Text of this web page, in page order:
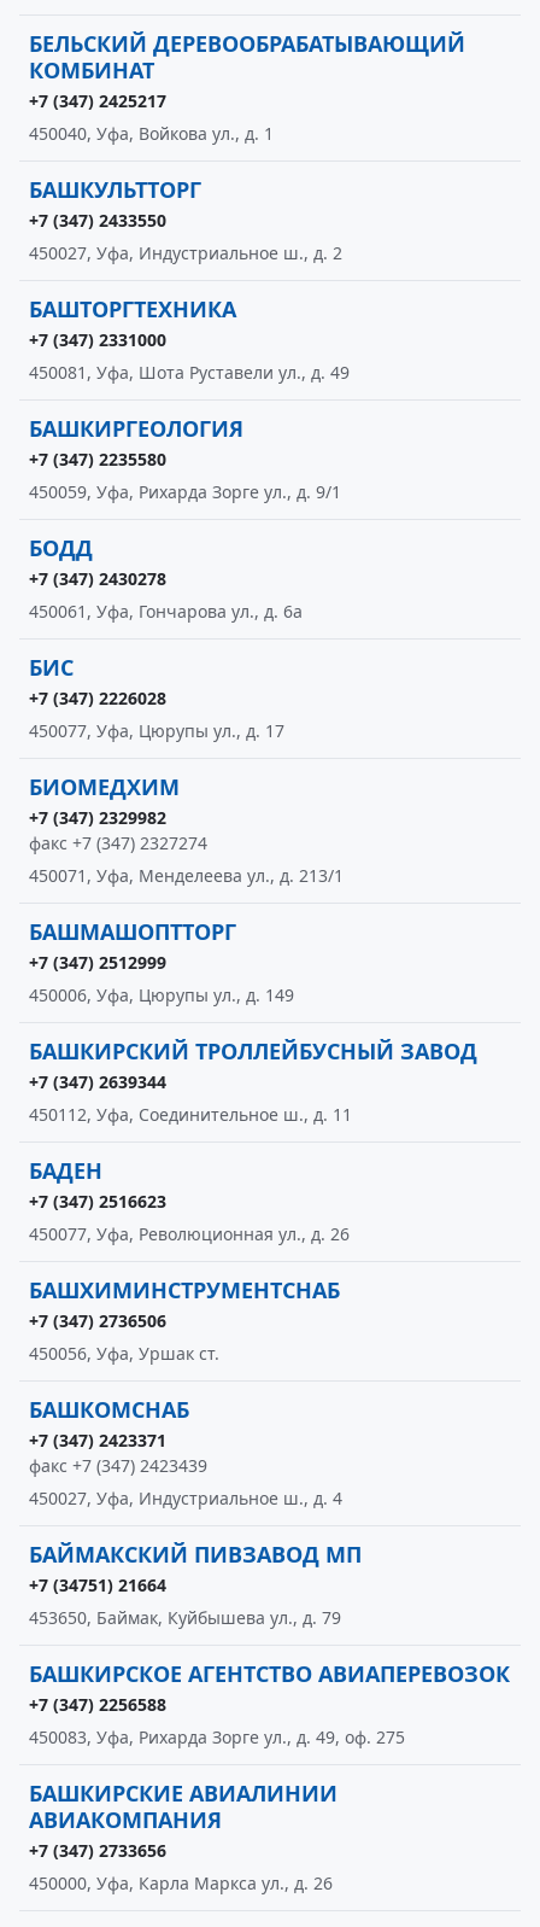
БЕЛЬСКИЙ ДЕРЕВООБРАБАТЫВАЮЩИЙ
КОМБИНАТ
+7 (347) 2425217
450040, Уфа, Войкова ул., д. 1
БАШКУЛЬТТОРГ
+7 (347) 2433550
450027, Уфа, Индустриальное ш., д. 2
БАШТОРГТЕХНИКА
+7 (347) 2331000
450081, Уфа, Шота Руставели ул., д. 49
БАШКИРГЕОЛОГИЯ
+7 (347) 2235580
450059, Уфа, Рихарда Зорге ул., д. 9/1
БОДД
+7 (347) 2430278
450061, Уфа, Гончарова ул., д. 6а
БИС
+7 (347) 2226028
450077, Уфа, Цюрупы ул., д. 17
БИОМЕДХИМ
+7 (347) 2329982
факс +7 (347) 2327274
450071, Уфа, Менделеева ул., д. 213/1
БАШМАШОПТТОРГ
+7 (347) 2512999
450006, Уфа, Цюрупы ул., д. 149
БАШКИРСКИЙ ТРОЛЛЕЙБУСНЫЙ ЗАВОД
+7 (347) 2639344
450112, Уфа, Соединительное ш., д. 11
БАДЕН
+7 (347) 2516623
450077, Уфа, Революционная ул., д. 26
БАШХИМИНСТРУМЕНТСНАБ
+7 (347) 2736506
450056, Уфа, Уршак ст.
БАШКОМСНАБ
+7 (347) 2423371
факс +7 (347) 2423439
450027, Уфа, Индустриальное ш., д. 4
БАЙМАКСКИЙ ПИВЗАВОД МП
+7 (34751) 21664
453650, Баймак, Куйбышева ул., д. 79
БАШКИРСКОЕ АГЕНТСТВО АВИАПЕРЕВОЗОК
+7 (347) 2256588
450083, Уфа, Рихарда Зорге ул., д. 49, оф. 275
БАШКИРСКИЕ АВИАЛИНИИ
АВИАКОМПАНИЯ
+7 (347) 2733656
450000, Уфа, Карла Маркса ул., д. 26